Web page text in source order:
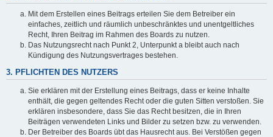
Mit dem Erstellen eines Beitrags erteilen Sie dem Betreiber ein
einfaches, zeitlich und räumlich unbeschränktes und unentgeltliches
Recht, Ihren Beitrag im Rahmen des Boards zu nutzen.
Das Nutzungsrecht nach Punkt 2, Unterpunkt a bleibt auch nach
Kündigung des Nutzungsvertrages bestehen.
3. PFLICHTEN DES NUTZERS
Sie erklären mit der Erstellung eines Beitrags, dass er keine Inhalte
enthält, die gegen geltendes Recht oder die guten Sitten verstoßen. Sie
erklären insbesondere, dass Sie das Recht besitzen, die in Ihren
Beiträgen verwendeten Links und Bilder zu setzen bzw. zu verwenden.
Der Betreiber des Boards übt das Hausrecht aus. Bei Verstößen gegen